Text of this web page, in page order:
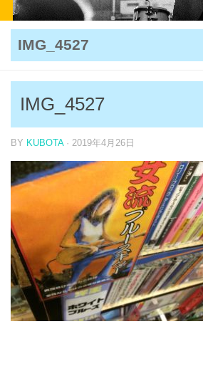
IMG_4527
IMG_4527
BY KUBOTA · 2019年4月26日